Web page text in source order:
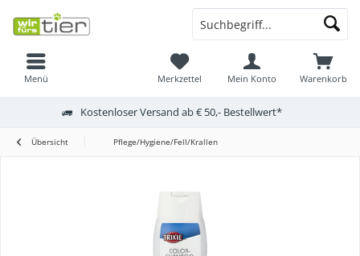
Menü Warenkorb
Merkzettel Mein Konto
Kostenloser Versand ab € 50,- Bestellwert*
Übersicht Pflege/Hygiene/Fell/Krallen